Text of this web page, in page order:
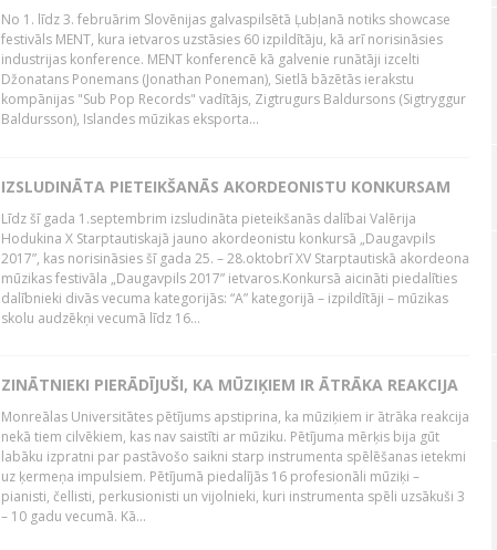
No 1. līdz 3. februārim Slovēnijas galvaspilsētā Ļubļanā notiks showcase
festivāls MENT, kura ietvaros uzstāsies 60 izpildītāju, kā arī norisināsies
industrijas konference. MENT konferencē kā galvenie runātāji izcelti
Džonatans Ponemans (Jonathan Poneman), Sietlā bāzētās ierakstu
kompānijas "Sub Pop Records" vadītājs, Zigtrugurs Baldursons (Sigtryggur
Baldursson), Islandes mūzikas eksporta...
IZSLUDINĀTA PIETEIKŠANĀS AKORDEONISTU KONKURSAM
Līdz šī gada 1.septembrim izsludināta pieteikšanās dalībai Valērija
Hodukina X Starptautiskajā jauno akordeonistu konkursā „Daugavpils
2017”, kas norisināsies šī gada 25. – 28.oktobrī XV Starptautiskā akordeona
mūzikas festivāla „Daugavpils 2017” ietvaros.Konkursā aicināti piedalīties
dalībnieki divās vecuma kategorijās: “A” kategorijā – izpildītāji – mūzikas
skolu audzēkņi vecumā līdz 16...
ZINĀTNIEKI PIERĀDĪJUŠI, KA MŪZIĶIEM IR ĀTRĀKA REAKCIJA
Monreālas Universitātes pētījums apstiprina, ka mūziķiem ir ātrāka reakcija
nekā tiem cilvēkiem, kas nav saistīti ar mūziku. Pētījuma mērķis bija gūt
labāku izpratni par pastāvošo saikni starp instrumenta spēlēšanas ietekmi
uz ķermeņa impulsiem. Pētījumā piedalījās 16 profesionāli mūziķi –
pianisti, čellisti, perkusionisti un vijolnieki, kuri instrumenta spēli uzsākuši 3
– 10 gadu vecumā. Kā...